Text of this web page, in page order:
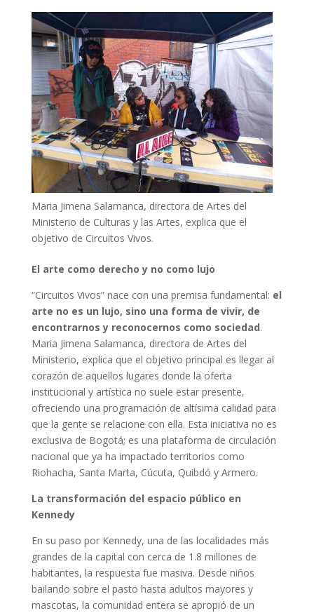
Maria Jimena Salamanca, directora de Artes del
Ministerio de Culturas y las Artes, explica que el
objetivo de Circuitos Vivos.
El arte como derecho y no como lujo
“Circuitos Vivos” nace con una premisa fundamental: el
arte no es un lujo, sino una forma de vivir, de
encontrarnos y reconocernos como sociedad.
Maria Jimena Salamanca, directora de Artes del
Ministerio, explica que el objetivo principal es llegar al
corazón de aquellos lugares donde la oferta
institucional y artística no suele estar presente,
ofreciendo una programación de altísima calidad para
que la gente se relacione con ella. Esta iniciativa no es
exclusiva de Bogotá; es una plataforma de circulación
nacional que ya ha impactado territorios como
Riohacha, Santa Marta, Cúcuta, Quibdó y Armero.
La transformación del espacio público en
Kennedy
En su paso por Kennedy, una de las localidades más
grandes de la capital con cerca de 1.8 millones de
habitantes, la respuesta fue masiva. Desde niños
bailando sobre el pasto hasta adultos mayores y
mascotas, la comunidad entera se apropió de un